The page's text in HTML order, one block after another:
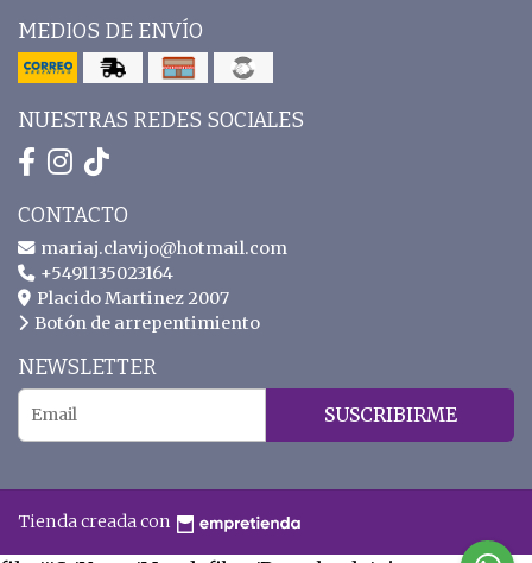
MEDIOS DE ENVÍO
NUESTRAS REDES SOCIALES
CONTACTO
mariaj.clavijo@hotmail.com
+5491135023164
Placido Martinez 2007
Botón de arrepentimiento
NEWSLETTER
SUSCRIBIRME
Tienda creada con